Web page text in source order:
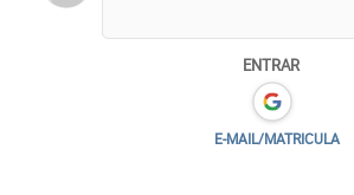
ENTRAR
E-MAIL/MATRICULA